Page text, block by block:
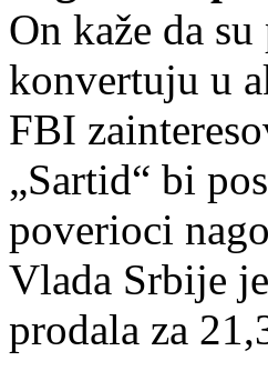
On kaže da
konvertuju u
FBI
„Sartid“ bi
poverioci
Vlada Srbije
prodala za